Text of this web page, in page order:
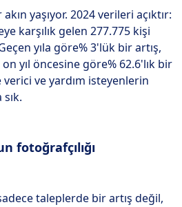
yaşıyor. 2024 verileri açıktır:
karşılık gelen 277.775 kişi
yıla göre% 3'lük bir artış,
yıl öncesine göre% 62.6'lık bir
ve yardım isteyenlerin
fotoğrafçılığı
taleplerde bir artış değil,